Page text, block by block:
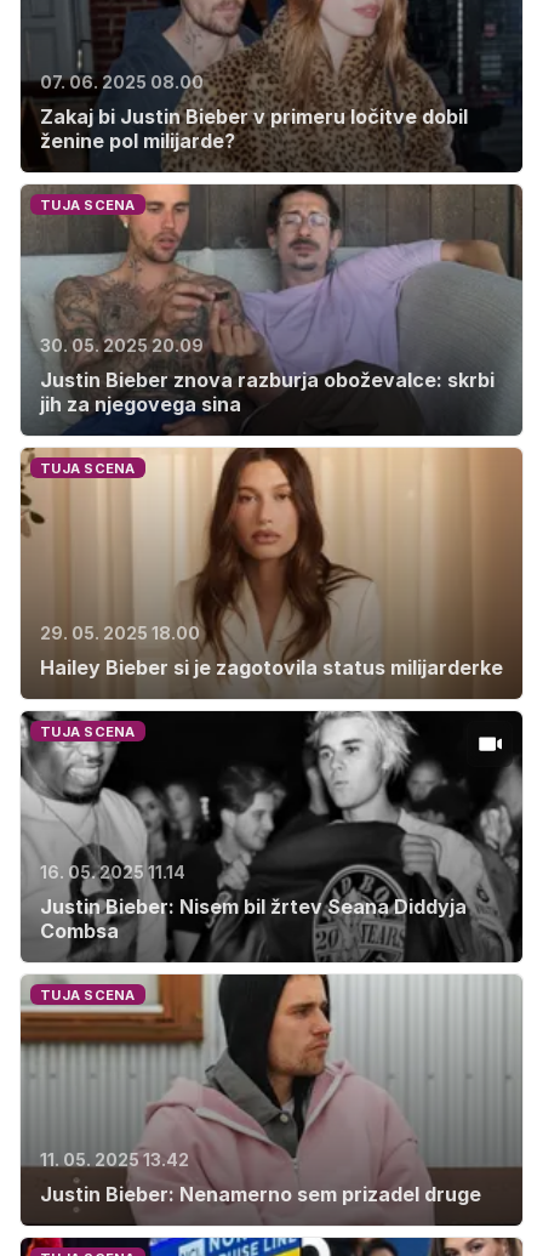
07. 06. 2025 08.00
Zakaj bi Justin Bieber v primeru ločitve dobil
ženine pol milijarde?
TUJA SCENA
30. 05. 2025 20.09
Justin Bieber znova razburja oboževalce: skrbi
jih za njegovega sina
TUJA SCENA
29. 05. 2025 18.00
Hailey Bieber si je zagotovila status milijarderke
TUJA SCENA
16. 05. 2025 11.14
Justin Bieber: Nisem bil žrtev Seana Diddyja
Combsa
TUJA SCENA
11. 05. 2025 13.42
Justin Bieber: Nenamerno sem prizadel druge